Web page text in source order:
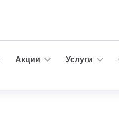
Акции Услуги